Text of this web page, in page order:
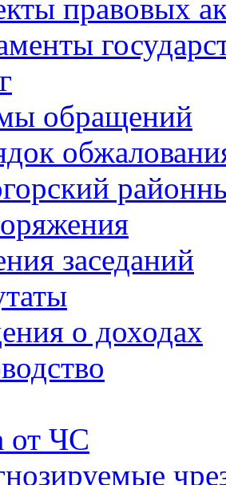
правовых
обращений
заседаний
о доходах
от ЧС